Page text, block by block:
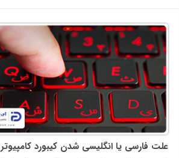
علت فارسی یا انگلیسی شدن کیبورد کامپیوتر